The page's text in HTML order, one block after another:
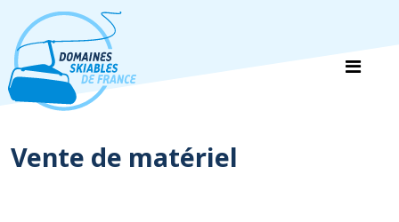
Vente de matériel
Panneau de gestion des cookies